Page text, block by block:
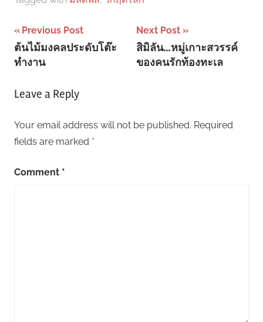
Post
navigation
Previous Post
ต้นไม้มงคลประดับโต๊ะ
ทำงาน
Next Post
สิมิลัน…หมู่เกาะสวรรค์
ของคนรักท้องทะเล
Leave a Reply
Your email address will not be published. Required
fields are marked *
Comment *